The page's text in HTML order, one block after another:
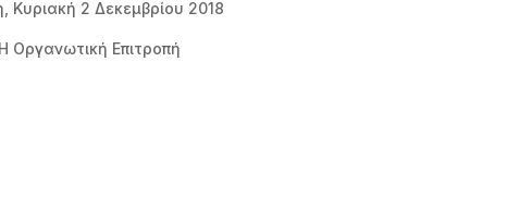
Κυριακή 2 Δεκεμβρίου 2018
Η Οργανωτική Επιτροπή